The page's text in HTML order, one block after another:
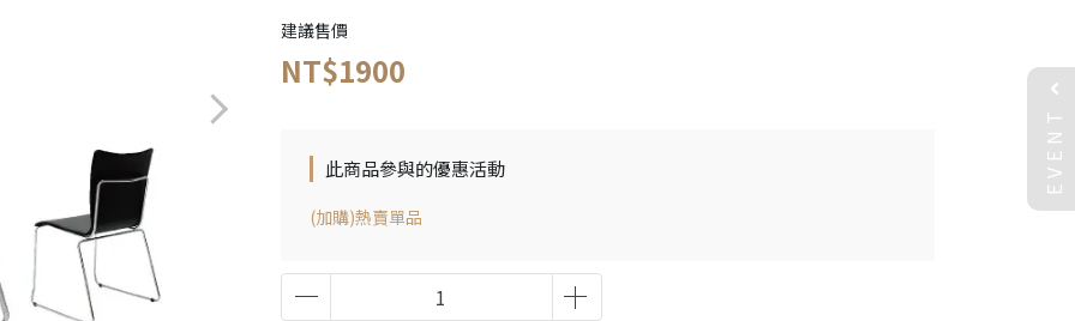
建議售價
NT$1900
此商品參與的優惠活動
(加購)熱賣單品
EVENT